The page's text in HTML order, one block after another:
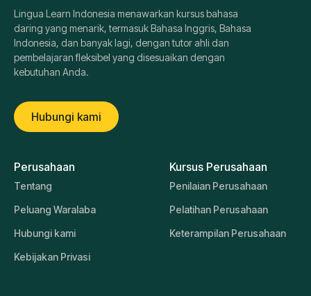
Lingua Learn Indonesia menawarkan kursus bahasa
daring yang menarik, termasuk Bahasa Inggris, Bahasa
Indonesia, dan banyak lagi, dengan tutor ahli dan
pembelajaran fleksibel yang disesuaikan dengan
kebutuhan Anda.
Hubungi kami
Perusahaan
Tentang
Peluang Waralaba
Hubungi kami
Kebijakan Privasi
Kursus Perusahaan
Penilaian Perusahaan
Pelatihan Perusahaan
Keterampilan Perusahaan